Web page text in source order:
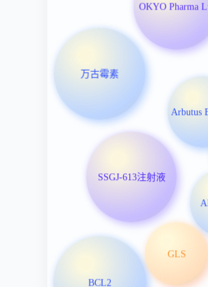
BCL2
GLS
OKYO Pharma
SSGJ-613注射液
万古霉素